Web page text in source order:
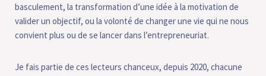
basculement, la transformation d’une idée à la motivation de
valider un objectif, ou la volonté de changer une vie qui ne nous
convient plus ou de se lancer dans l’entrepreneuriat.
Je fais partie de ces lecteurs chanceux, depuis 2020, chacune